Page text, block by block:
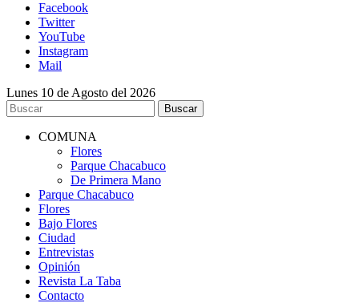
Facebook
Twitter
YouTube
Instagram
Mail
Lunes 10 de Agosto del 2026
COMUNA
Flores
Parque Chacabuco
De Primera Mano
Parque Chacabuco
Flores
Bajo Flores
Ciudad
Entrevistas
Opinión
Revista La Taba
Contacto